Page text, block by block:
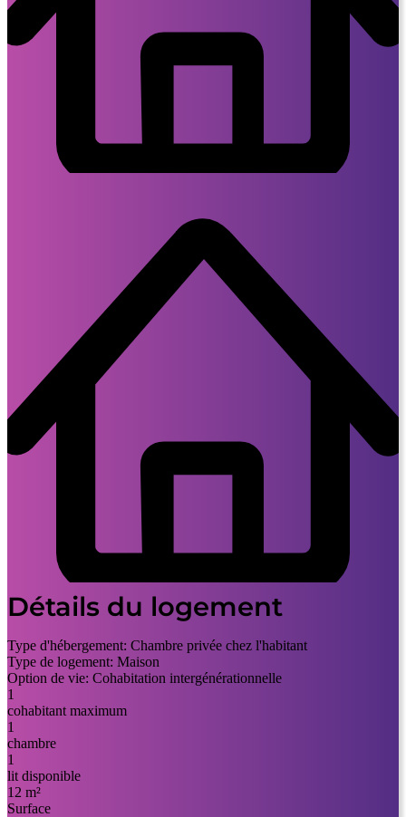
Détails du logement
Type d'hébergement: Chambre privée chez l'habitant
Type de logement: Maison
Option de vie: Cohabitation intergénérationnelle
1
cohabitant maximum
1
chambre
1
lit disponible
12 m²
Surface